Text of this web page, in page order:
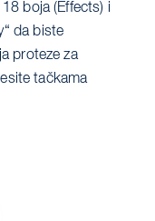
boja (Effects) i
da biste
proteze za
tačkama